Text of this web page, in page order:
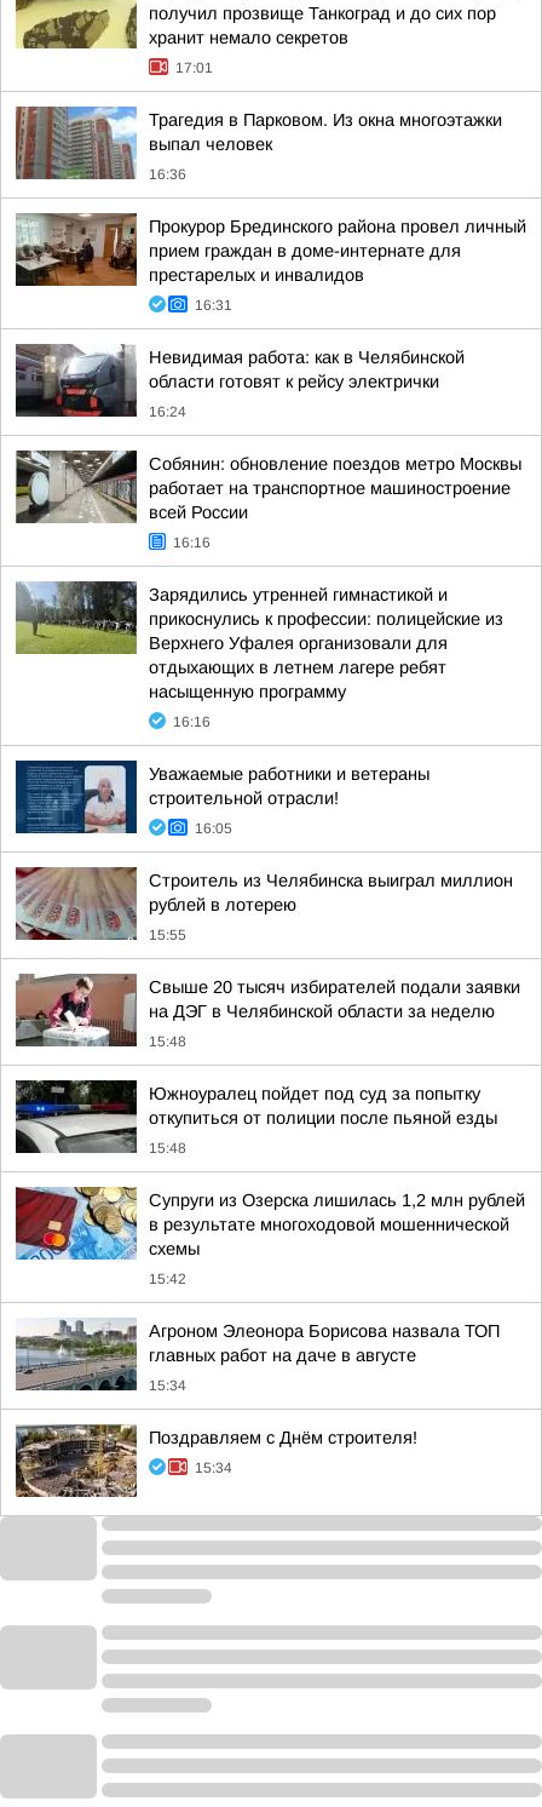
получил прозвище Танкоград и до сих пор
хранит немало секретов
17:01
Трагедия в Парковом. Из окна многоэтажки
выпал человек
16:36
Прокурор Брединского района провел личный
прием граждан в доме-интернате для
престарелых и инвалидов
16:31
Невидимая работа: как в Челябинской
области готовят к рейсу электрички
16:24
Собянин: обновление поездов метро Москвы
работает на транспортное машиностроение
всей России
16:16
Зарядились утренней гимнастикой и
прикоснулись к профессии: полицейские из
Верхнего Уфалея организовали для
отдыхающих в летнем лагере ребят
насыщенную программу
16:16
Уважаемые работники и ветераны
строительной отрасли!
16:05
Строитель из Челябинска выиграл миллион
рублей в лотерею
15:55
Свыше 20 тысяч избирателей подали заявки
на ДЭГ в Челябинской области за неделю
15:48
Южноуралец пойдет под суд за попытку
откупиться от полиции после пьяной езды
15:48
Супруги из Озерска лишилась 1,2 млн рублей
в результате многоходовой мошеннической
схемы
15:42
Агроном Элеонора Борисова назвала ТОП
главных работ на даче в августе
15:34
Поздравляем с Днём строителя!
15:34